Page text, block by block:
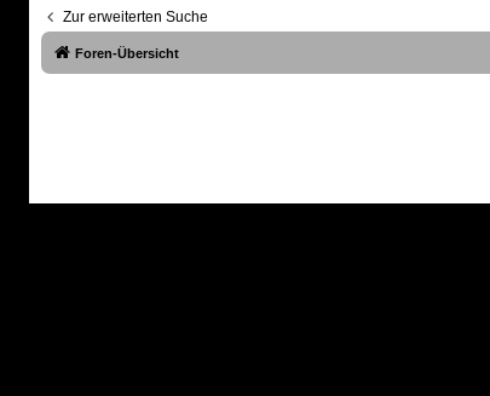
Zur erweiterten Suche
Foren-Übersicht